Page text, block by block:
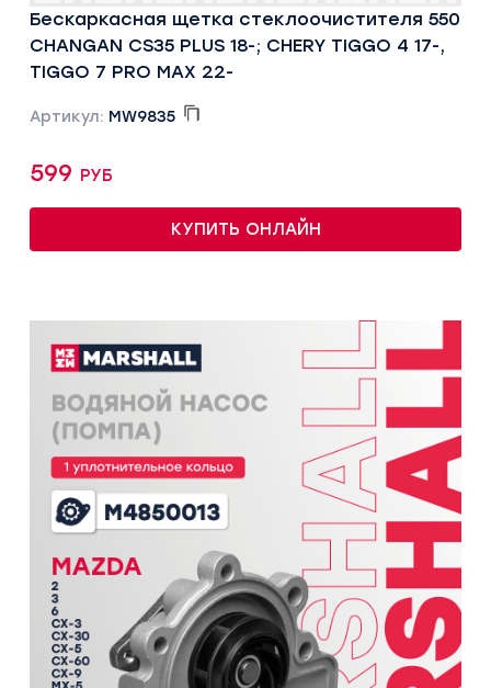
Бескаркасная щетка стеклоочистителя 550
CHANGAN CS35 PLUS 18-; CHERY TIGGO 4 17-,
TIGGO 7 PRO MAX 22-
Артикул: MW9835
599 руб
КУПИТЬ ОНЛАЙН